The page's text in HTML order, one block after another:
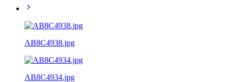
AB8C4938.jpg
AB8C4934.jpg